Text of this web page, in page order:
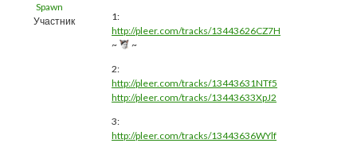
Spawn
Участник
1:
http://pleer.com/tracks/13443626CZ7H
~
~
2:
http://pleer.com/tracks/13443631NTf5
http://pleer.com/tracks/13443633XpJ2
3:
http://pleer.com/tracks/13443636WYlf